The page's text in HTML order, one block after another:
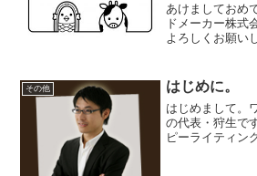
あけましておめ
ドメーカー株式
よろしくお願い
るものがありま
りますが。その
その他 はじめに。
はじめまして。
の代表・狩生で
ピーライティン